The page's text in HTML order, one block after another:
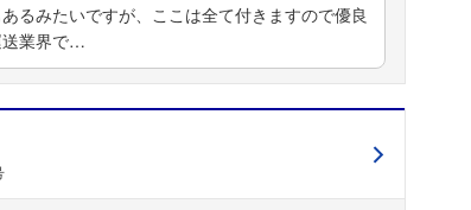
るみたいですが、ここは全て付きますので優良
送業界で…